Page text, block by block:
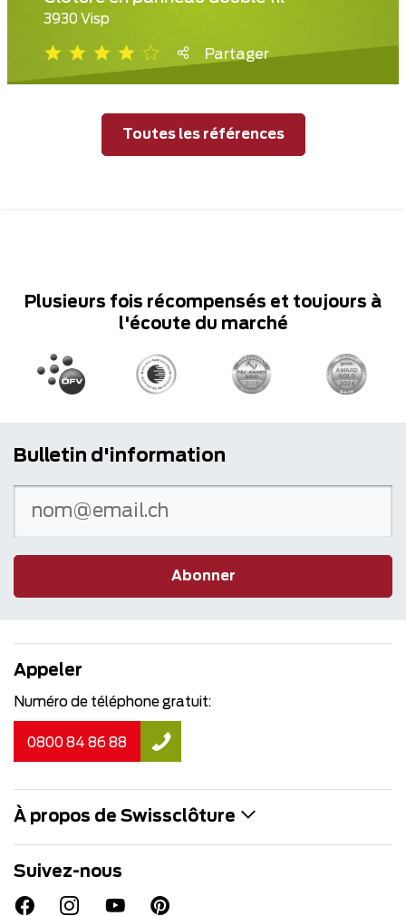
3930 Visp
Partager
Toutes les références
Plusieurs fois récompensés et toujours à
l'écoute du marché
Bulletin d'information
Abonner
Appeler
Numéro de téléphone gratuit:
0800 84 86 88
À propos de Swissclôture
Suivez-nous